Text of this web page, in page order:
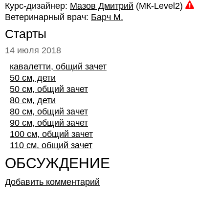
Курс-дизайнер: Мазов Дмитрий (МК-Level2)
Ветеринарный врач: Барч М.
Старты
14 июля 2018
кавалетти, общий зачет
50 см, дети
50 см, общий зачет
80 см, дети
80 см, общий зачет
90 см, общий зачет
100 см, общий зачет
110 см, общий зачет
ОБСУЖДЕНИЕ
Добавить комментарий